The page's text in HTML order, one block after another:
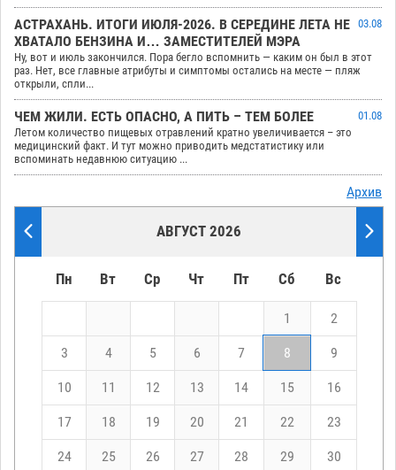
АСТРАХАНЬ. ИТОГИ ИЮЛЯ-2026. В СЕРЕДИНЕ ЛЕТА НЕ
ХВАТАЛО БЕНЗИНА И… ЗАМЕСТИТЕЛЕЙ МЭРА
03.08
Ну, вот и июль закончился. Пора бегло вспомнить — каким он был в этот
раз. Нет, все главные атрибуты и симптомы остались на месте — пляж
открыли, спли...
ЧЕМ ЖИЛИ. ЕСТЬ ОПАСНО, А ПИТЬ – ТЕМ БОЛЕЕ
01.08
Летом количество пищевых отравлений кратно увеличивается – это
медицинский факт. И тут можно приводить медстатистику или
вспоминать недавнюю ситуацию ...
Архив
АВГУСТ 2026
Пн Вт Ср Чт Пт Сб Вс
1 2
3 4 5 6 7 8 9
10 11 12 13 14 15 16
17 18 19 20 21 22 23
24 25 26 27 28 29 30